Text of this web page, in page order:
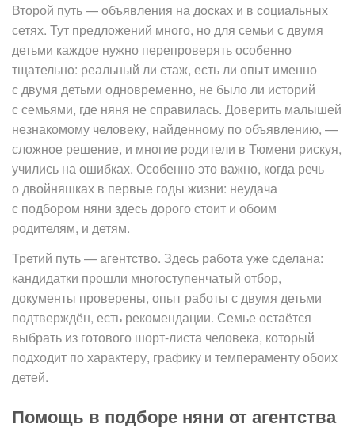
Второй путь — объявления на досках и в социальных
сетях. Тут предложений много, но для семьи с двумя
детьми каждое нужно перепроверять особенно
тщательно: реальный ли стаж, есть ли опыт именно
с двумя детьми одновременно, не было ли историй
с семьями, где няня не справилась. Доверить малышей
незнакомому человеку, найденному по объявлению, —
сложное решение, и многие родители в Тюмени рискуя,
учились на ошибках. Особенно это важно, когда речь
о двойняшках в первые годы жизни: неудача
с подбором няни здесь дорого стоит и обоим
родителям, и детям.
Третий путь — агентство. Здесь работа уже сделана:
кандидатки прошли многоступенчатый отбор,
документы проверены, опыт работы с двумя детьми
подтверждён, есть рекомендации. Семье остаётся
выбрать из готового шорт-листа человека, который
подходит по характеру, графику и темпераменту обоих
детей.
Помощь в подборе няни от агентства